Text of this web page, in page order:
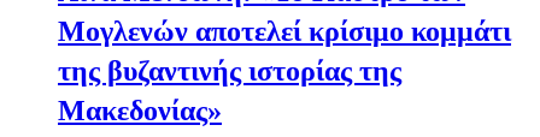
Μογλενών αποτελεί κρίσιμο κομμάτι
της βυζαντινής ιστορίας της
Μακεδονίας»